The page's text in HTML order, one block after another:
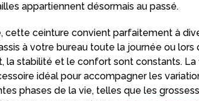
appartiennent désormais au passé.
cette ceinture convient parfaitement à
à votre bureau toute la journée ou
la stabilité et le confort sont constants.
idéal pour accompagner les
phases de la vie, telles que les